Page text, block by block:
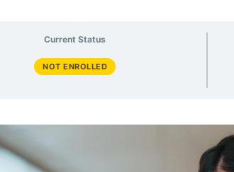
Current Status
NOT ENROLLED